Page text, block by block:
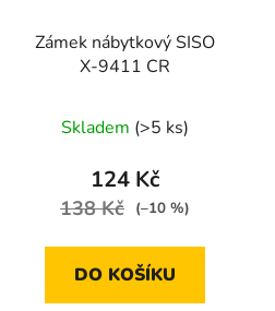
Zámek nábytkový SISO
X-9411 CR
Skladem (>5 ks)
124 Kč
138 Kč (–10 %)
DO KOŠÍKU